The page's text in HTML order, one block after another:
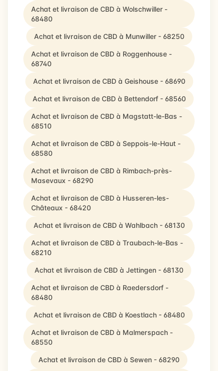
Achat et livraison de CBD à Wolschwiller -
68480
Achat et livraison de CBD à Munwiller - 68250
Achat et livraison de CBD à Roggenhouse -
68740
Achat et livraison de CBD à Geishouse - 68690
Achat et livraison de CBD à Bettendorf - 68560
Achat et livraison de CBD à Magstatt-le-Bas -
68510
Achat et livraison de CBD à Seppois-le-Haut -
68580
Achat et livraison de CBD à Rimbach-près-
Masevaux - 68290
Achat et livraison de CBD à Husseren-les-
Châteaux - 68420
Achat et livraison de CBD à Wahlbach - 68130
Achat et livraison de CBD à Traubach-le-Bas -
68210
Achat et livraison de CBD à Jettingen - 68130
Achat et livraison de CBD à Raedersdorf -
68480
Achat et livraison de CBD à Koestlach - 68480
Achat et livraison de CBD à Malmerspach -
68550
Achat et livraison de CBD à Sewen - 68290